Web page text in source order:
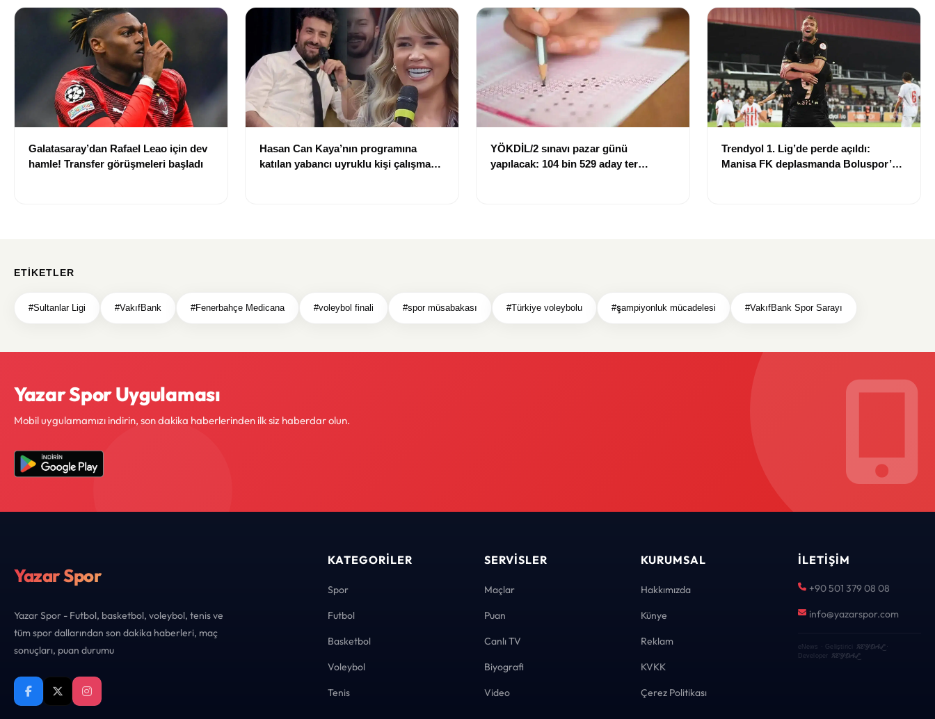
Galatasaray’dan Rafael Leao için dev
hamle! Transfer görüşmeleri başladı
Hasan Can Kaya’nın programına
katılan yabancı uyruklu kişi çalışma
YÖKDİL/2 sınavı pazar günü
yapılacak: 104 bin 529 aday ter
Trendyol 1. Lig’de perde açıldı:
Manisa FK deplasmanda Boluspor’u
ETIKETLER
#Sultanlar Ligi #VakıfBank #Fenerbahçe Medicana #voleybol finali #spor müsabakası #Türkiye voleybolu #şampiyonluk mücadelesi #VakıfBank Spor Sarayı
Yazar Spor Uygulaması
Mobil uygulamamızı indirin, son dakika haberlerinden ilk siz haberdar olun.
Yazar Spor
Yazar Spor - Futbol, basketbol, voleybol, tenis ve
tüm spor dallarından son dakika haberleri, maç
sonuçları, puan durumu
KATEGORILER
Spor
Futbol
Basketbol
Voleybol
Tenis
SERVISLER
Maçlar
Puan
Canlı TV
Biyografi
Video
KURUMSAL
Hakkımızda
Künye
Reklam
KVKK
Çerez Politikası
İLETIŞIM
+90 501 379 08 08
info@yazarspor.com
eNews · Geliştirici KEYDAL·
Developer KEYDAL